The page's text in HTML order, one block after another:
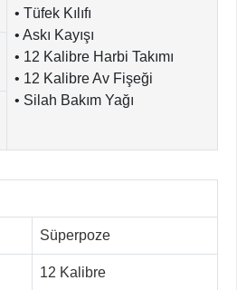
• Tüfek Kılıfı
• Askı Kayışı
• 12 Kalibre Harbi Takımı
• 12 Kalibre Av Fişeği
• Silah Bakım Yağı
Süperpoze
12 Kalibre